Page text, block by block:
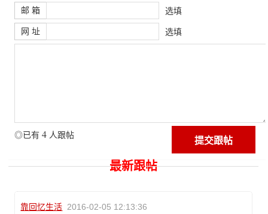
邮 箱 选填
网 址 选填
◎已有 4 人跟帖
最新跟帖
靠回忆生活 2016-02-05 12:13:36